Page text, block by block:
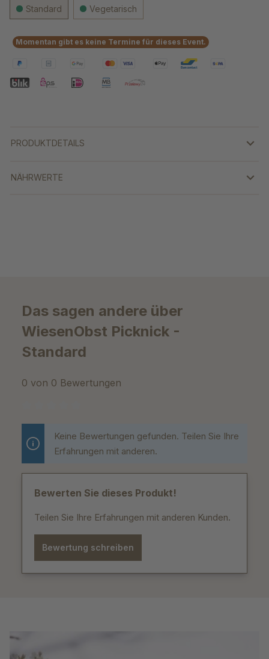
Standard Vegetarisch
Momentan gibt es keine Termine für dieses Event.
PRODUKTDETAILS
NÄHRWERTE
Das sagen andere über
WiesenObst Picknick -
Standard
0 von 0 Bewertungen
Durchschnittliche Bewertung von 0 von 5 Sternen
Keine Bewertungen gefunden. Teilen Sie Ihre
Erfahrungen mit anderen.
Bewerten Sie dieses Produkt!
Teilen Sie Ihre Erfahrungen mit anderen Kunden.
Bewertung schreiben